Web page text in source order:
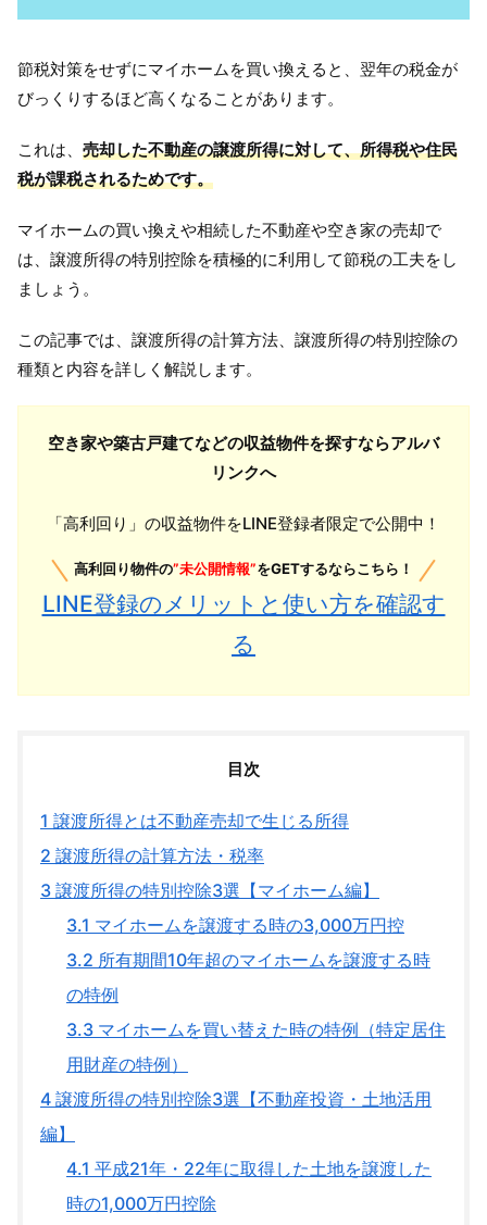
節税対策をせずにマイホームを買い換えると、翌年の税金が
びっくりするほど高くなることがあります。
これは、 売却した不動産の譲渡所得に対して、所得税や住民
税が課税されるためです。
マイホームの買い換えや相続した不動産や空き家の売却で
は、譲渡所得の特別控除を積極的に利用して節税の工夫をし
ましょう。
この記事では、譲渡所得の計算方法、譲渡所得の特別控除の
種類と内容を詳しく解説します。
空き家や築古戸建てなどの収益物件を探すならアルバ
リンクへ
「高利回り」の収益物件をLINE登録者限定で公開中！
高利回り物件の”未公開情報”をGETするならこちら！
LINE登録のメリットと使い方を確認す
る
目次
1 譲渡所得とは不動産売却で生じる所得
2 譲渡所得の計算方法・税率
3 譲渡所得の特別控除3選【マイホーム編】
3.1 マイホームを譲渡する時の3,000万円控
3.2 所有期間10年超のマイホームを譲渡する時
の特例
3.3 マイホームを買い替えた時の特例（特定居住
用財産の特例）
4 譲渡所得の特別控除3選【不動産投資・土地活用
編】
4.1 平成21年・22年に取得した土地を譲渡した
時の1,000万円控除